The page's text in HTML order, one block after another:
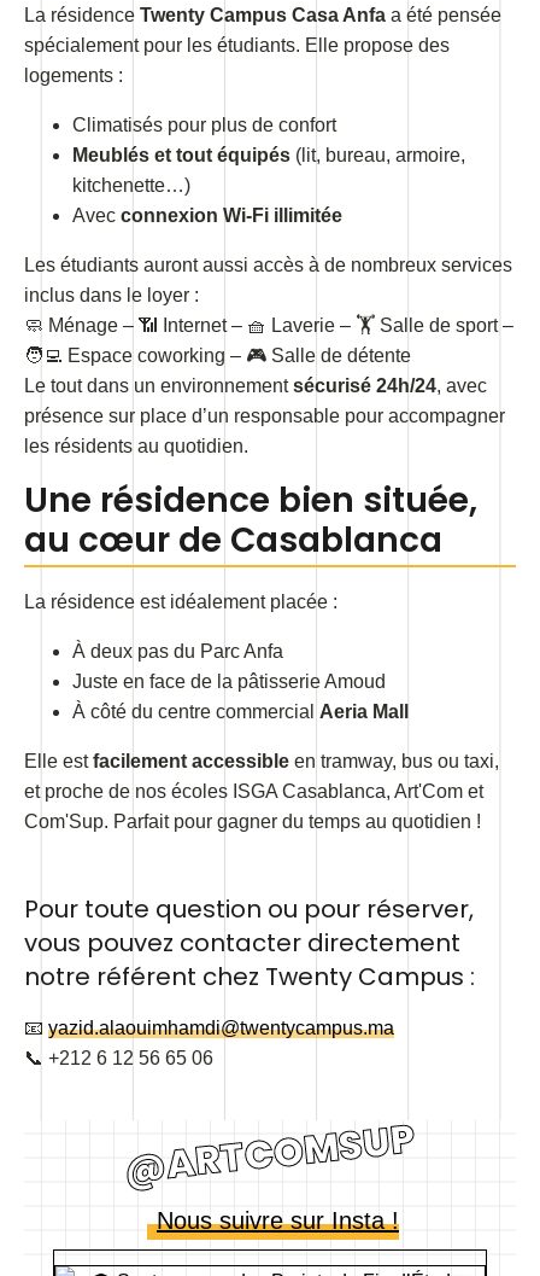
La résidence Twenty Campus Casa Anfa a été pensée
spécialement pour les étudiants. Elle propose des
logements :
Climatisés pour plus de confort
Meublés et tout équipés (lit, bureau, armoire,
kitchenette…)
Avec connexion Wi-Fi illimitée
Les étudiants auront aussi accès à de nombreux services
inclus dans le loyer :
🧼 Ménage – 📶 Internet – 🧺 Laverie – 🏋️ Salle de sport –
🧑‍💻 Espace coworking – 🎮 Salle de détente
Le tout dans un environnementsécurisé 24h/24, avec
présence sur place d’un responsable pour accompagner
les résidents au quotidien.
Une résidence bien située,
au cœur de Casablanca
La résidence est idéalement placée :
À deux pas du Parc Anfa
Juste en face de la pâtisserie Amoud
À côté du centre commercial Aeria Mall
Elle estfacilement accessible en tramway, bus ou taxi,
et proche de nos écoles ISGA Casablanca, Art'Com et
Com'Sup. Parfait pour gagner du temps au quotidien !
Pour toute question ou pour réserver,
vous pouvez contacter directement
notre référent chez Twenty Campus :
📧 yazid.alaouimhamdi@twentycampus.ma
📞 +212 6 12 56 65 06
@ARTCOMSUP
Nous suivre sur Insta !